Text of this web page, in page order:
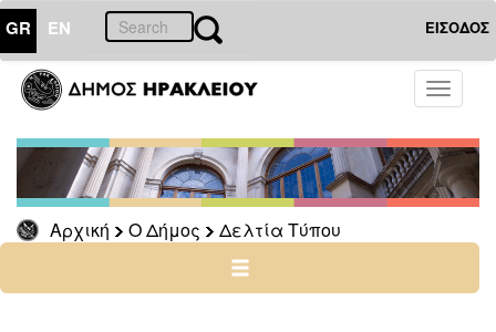
GR EN ΕΙΣΟΔΟΣ
Toggle
Αρχική Ο Δήμος Δελτία Τύπου
ΔΗΜΟΣ
Δελτία
Τύπου
Αρχείο